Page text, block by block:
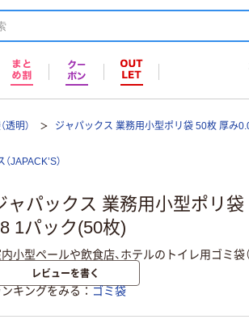
透明） ジャパックス 業務用小型ポリ袋 50枚 厚み
JAPACK’S）
ャパックス 業務用小型ポリ
1パック(50枚)
小型ペールや飲食店、ホテルのトイレ用ゴミ袋
レビューを書く
ンキングをみる ゴミ袋